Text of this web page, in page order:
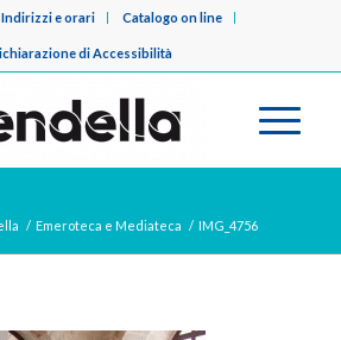
Indirizzi e orari Catalogo on line
di Accessibilità
/ Emeroteca e Mediateca / IMG_4756